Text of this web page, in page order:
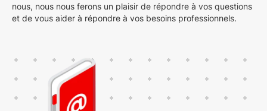
nous, nous nous ferons un plaisir de répondre à vos questions
et de vous aider à répondre à vos besoins professionnels.